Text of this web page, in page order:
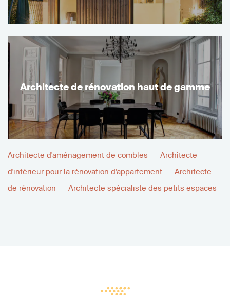
Architecte de rénovation haut de gamme
Architecte d'aménagement de combles
Architecte
d'intérieur pour la rénovation d'appartement
Architecte
de rénovation
Architecte spécialiste des petits espaces